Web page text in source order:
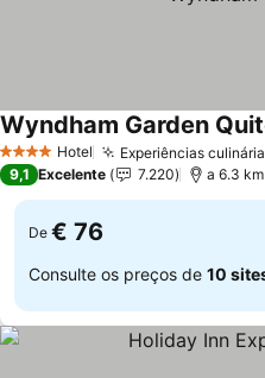
4 EstrelasHotel Experiências
Wyndham Garden
9,1 Excelente 7.220 a 6.3
De € 76
Consulte os preços de 10